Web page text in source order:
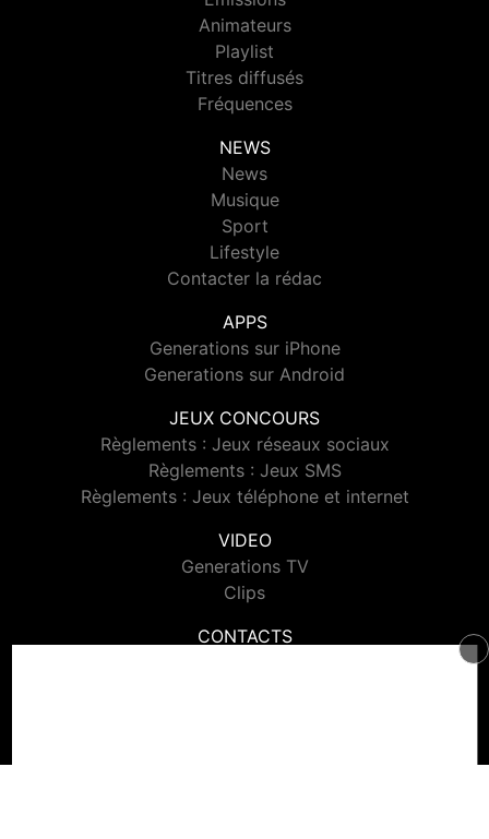
Animateurs
Playlist
Titres diffusés
Fréquences
NEWS
News
Musique
Sport
Lifestyle
Contacter la rédac
APPS
Generations sur iPhone
Generations sur Android
JEUX CONCOURS
Règlements : Jeux réseaux sociaux
Règlements : Jeux SMS
Règlements : Jeux téléphone et internet
VIDEO
Generations TV
Clips
CONTACTS